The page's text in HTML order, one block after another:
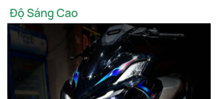
Độ Sáng Cao